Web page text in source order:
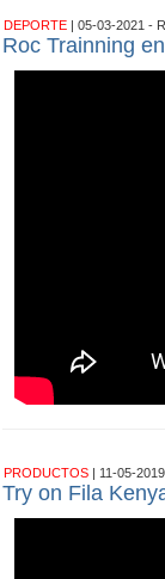
DEPORTE | 05-03-2021 -
Roc Trainning
PRODUCTOS | 11-05-
Try on Fila